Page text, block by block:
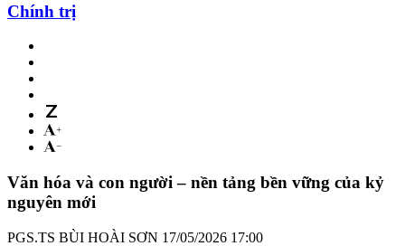
Chính trị
Văn hóa và con người – nền tảng bền vững của kỷ
nguyên mới
PGS.TS BÙI HOÀI SƠN 17/05/2026 17:00